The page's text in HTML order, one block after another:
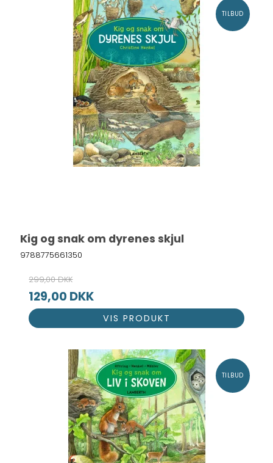
TILBUD
Kig og snak om dyrenes skjul
9788775661350
299,00 DKK
129,00 DKK
VIS PRODUKT
TILBUD